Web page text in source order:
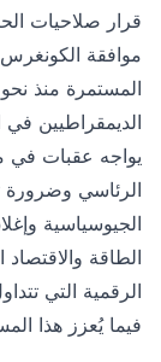
قرار صلاحيات
موافقة
المستمرة منذ
الديمقراطيين
يواجه عقبات في
الرئاسي وضرورة
الجيوسياسية
الطاقة
الرقمية التي
فيما يُعزز هذا